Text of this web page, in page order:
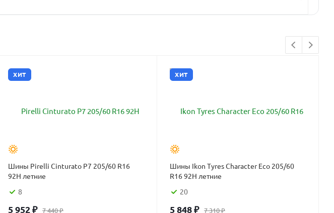
ХИТ
Шины Pirelli Cinturato P7 205/60 R16
92H летние
8
5 952₽ 7 440₽
ХИТ
Шины Ikon Tyres Character Eco 205/60
R16 92H летние
20
5 848₽ 7 310₽